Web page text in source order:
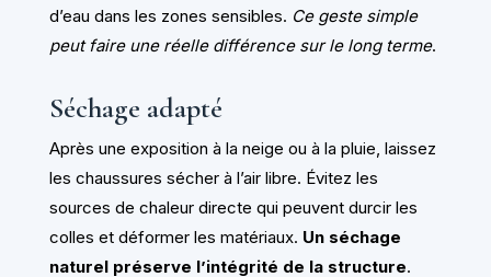
d’eau dans les zones sensibles. Ce geste simple
peut faire une réelle différence sur le long terme.
Séchage adapté
Après une exposition à la neige ou à la pluie, laissez
les chaussures sécher à l’air libre. Évitez les
sources de chaleur directe qui peuvent durcir les
colles et déformer les matériaux. Un séchage
naturel préserve l’intégrité de la structure.